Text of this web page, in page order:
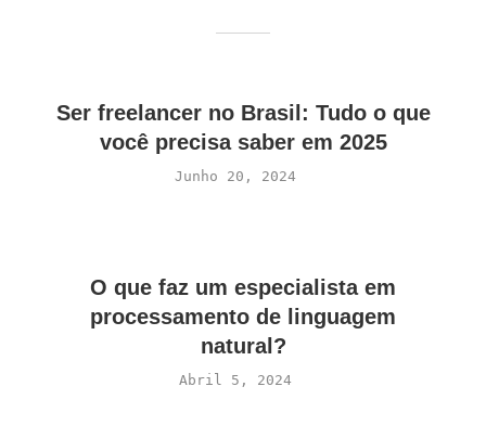
Ser freelancer no Brasil: Tudo o que
você precisa saber em 2025
Junho 20, 2024
O que faz um especialista em
processamento de linguagem
natural?
Abril 5, 2024